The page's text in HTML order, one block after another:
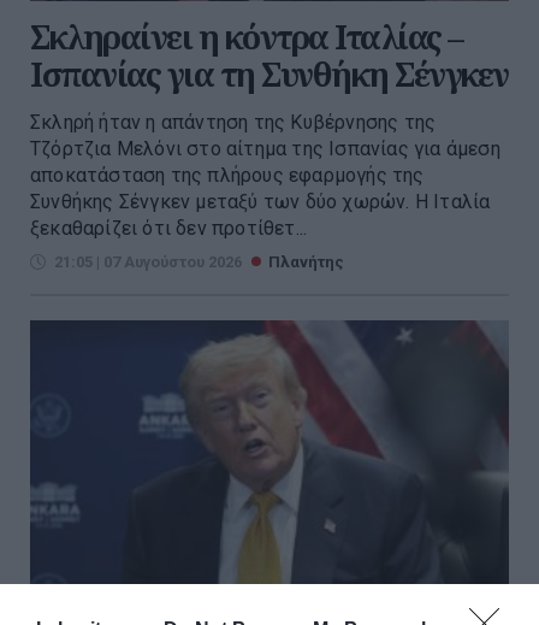
Σκληραίνει η κόντρα Ιταλίας –
Ισπανίας για τη Συνθήκη Σένγκεν
Σκληρή ήταν η απάντηση της Κυβέρνησης της
Τζόρτζια Μελόνι στο αίτημα της Ισπανίας για άμεση
αποκατάσταση της πλήρους εφαρμογής της
Συνθήκης Σένγκεν μεταξύ των δύο χωρών. Η Ιταλία
ξεκαθαρίζει ότι δεν προτίθετ...
21:05 | 07 Αυγούστου 2026 Πλανήτης